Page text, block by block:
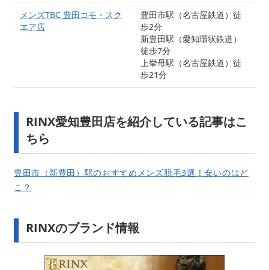
メンズTBC 豊田コモ・スク
エア店
豊田市駅（名古屋鉄道）徒
歩2分
新豊田駅（愛知環状鉄道）
徒歩7分
上挙母駅（名古屋鉄道）徒
歩21分
RINX愛知豊田店を紹介している記事はこ
ちら
豊田市（新豊田）駅のおすすめメンズ脱毛3選！安いのはど
こ？
RINXのブランド情報